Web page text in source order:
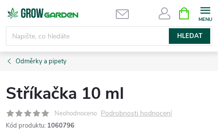
Přejít
obsah
HLEDAT
NÁKUPNÍ
KOŠÍK
Odměrky a pipety
Stříkačka 10 ml
Neohodnoceno Podrobnosti hodnocení
Kód produktu: 1060796